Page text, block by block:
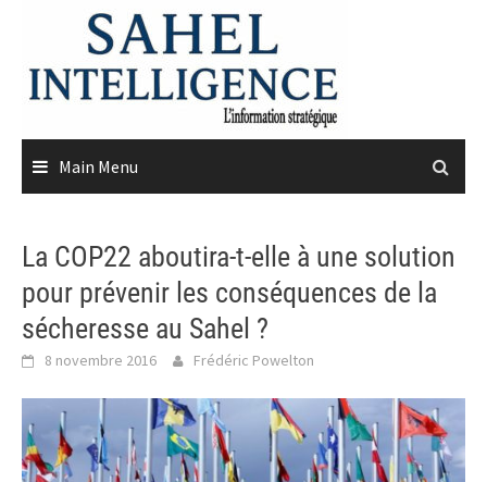
content
Main Menu
La COP22 aboutira-t-elle à une solution
pour prévenir les conséquences de la
sécheresse au Sahel ?
8 novembre 2016 Frédéric Powelton